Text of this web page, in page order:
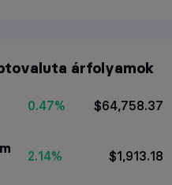
árfolyamok
0.47% $64,758.37
2.14% $1,913.18